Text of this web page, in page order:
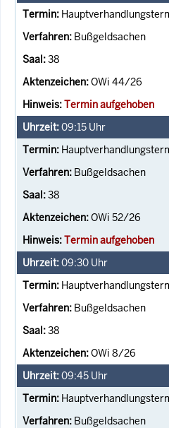
Bußgeldsachen
38
OWi 44/26
Termin aufgehoben
09:15 Uhr
Bußgeldsachen
38
OWi 52/26
Termin aufgehoben
09:30 Uhr
Bußgeldsachen
38
OWi 8/26
09:45 Uhr
Bußgeldsachen